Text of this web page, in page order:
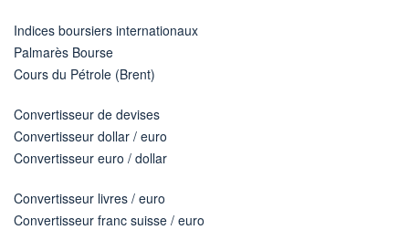
Indices boursiers internationaux
Palmarès Bourse
Cours du Pétrole (Brent)
Convertisseur de devises
Convertisseur dollar / euro
Convertisseur euro / dollar
Convertisseur livres / euro
Convertisseur franc suisse / euro